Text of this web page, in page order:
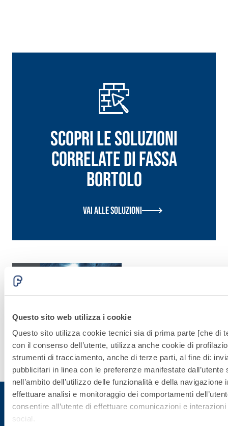
Questo sito web utilizza i cookie
Questo sito utilizza cookie tecnici sia di prima parte [che di
con il consenso dell’utente, utilizza anche cookie di
strumenti di tracciamento, anche di terze parti, al fine di:
pubblicitari in linea con le preferenze manifestate dall’utente
nell’ambito dell’utilizzo delle funzionalità e della navigazione
effettuare analisi e monitoraggio dei comportamenti
consentire all’utente di effettuare comunicazioni e
social.
Scopri le soluzioni
correlate di Fassa
Bortolo
Vai alle soluzioni
Scopri di
più